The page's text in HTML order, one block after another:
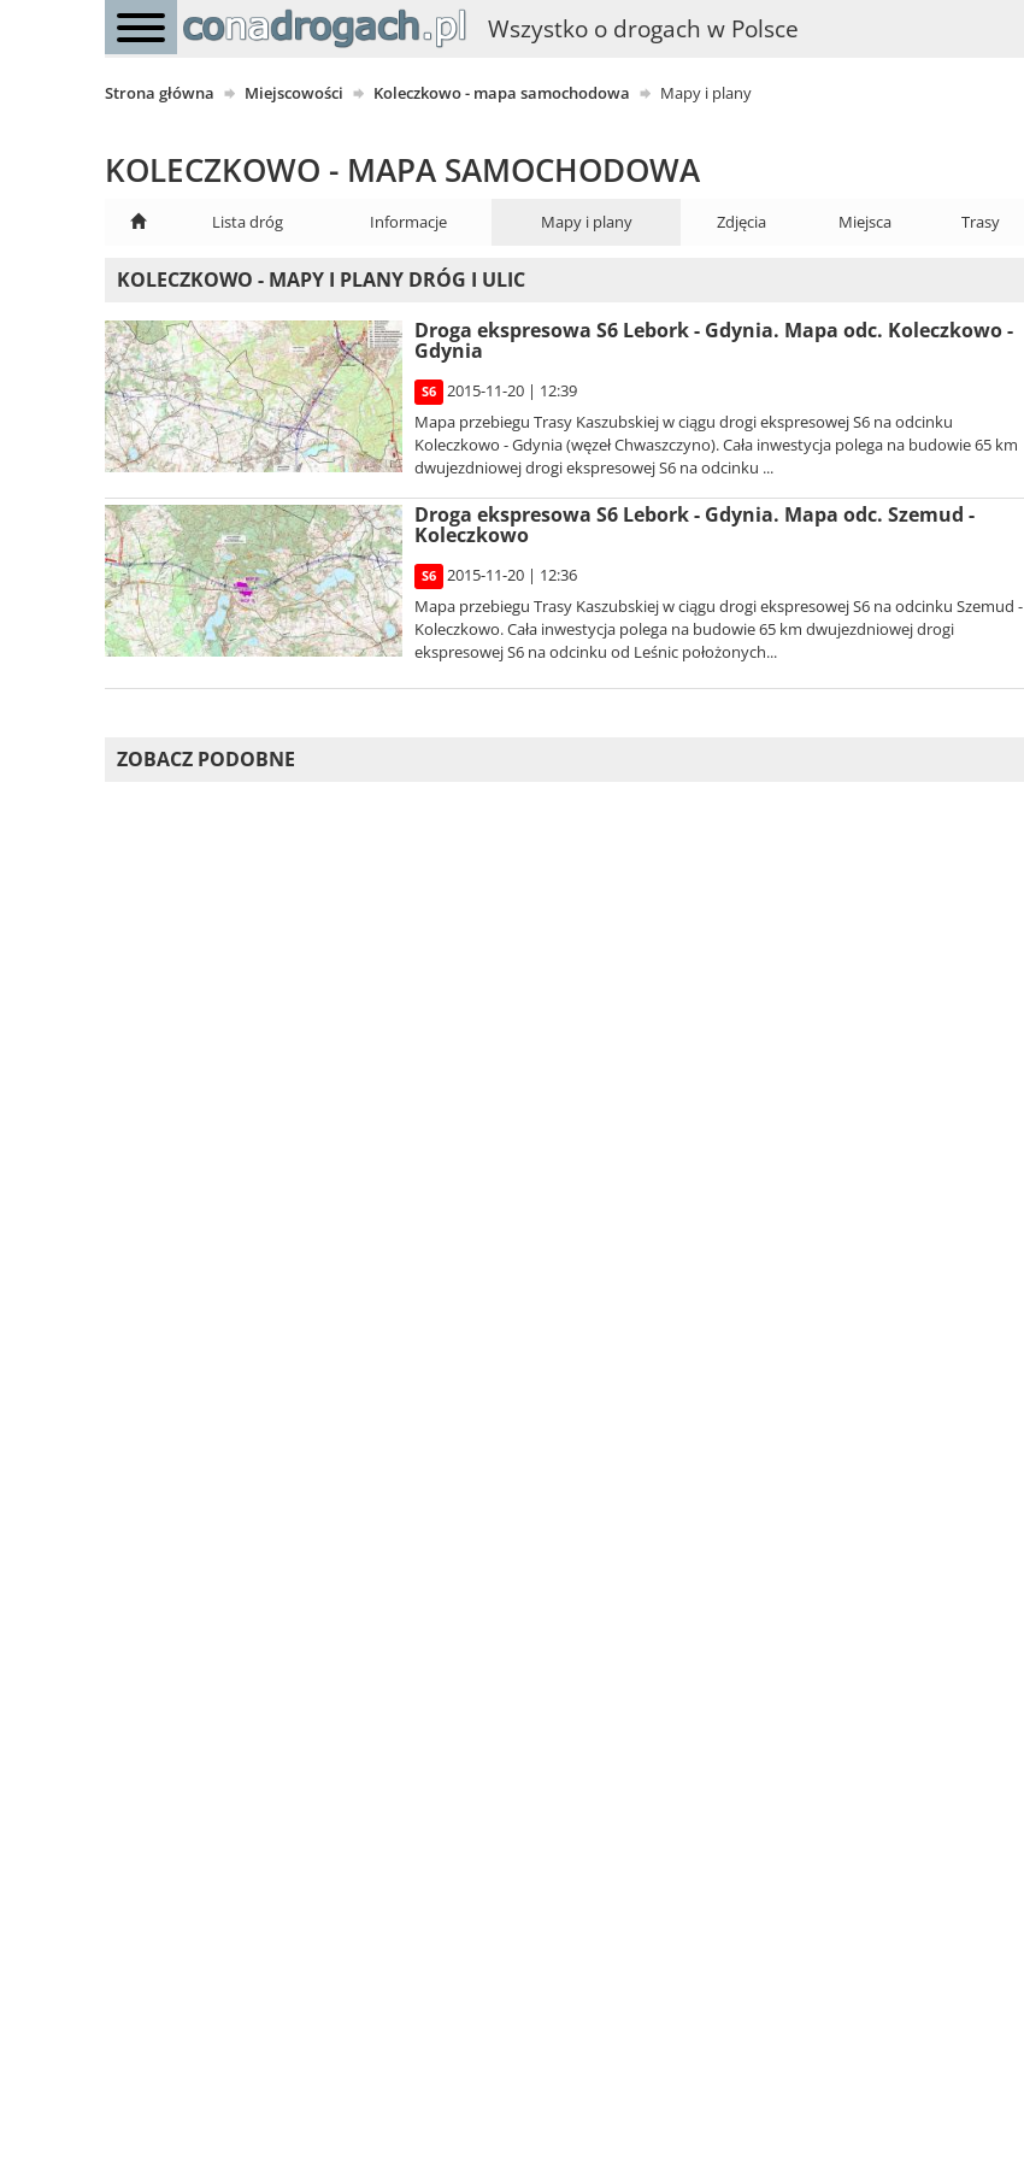
Wszystko o drogach w Polsce
Strona główna Miejscowości Koleczkowo - mapa samochodowa Mapy i plany
KOLECZKOWO - MAPA SAMOCHODOWA
Lista dróg Informacje Mapy i plany Zdjęcia Miejsca Trasy
KOLECZKOWO - MAPY I PLANY DRÓG I ULIC
Droga ekspresowa S6 Lebork - Gdynia. Mapa odc. Koleczkowo -
Gdynia
S6
2015-11-20 | 12:39
Mapa przebiegu Trasy Kaszubskiej w ciągu drogi ekspresowej S6 na odcinku
Koleczkowo - Gdynia (węzeł Chwaszczyno). Cała inwestycja polega na budowie 65 km
dwujezdniowej drogi ekspresowej S6 na odcinku ...
Droga ekspresowa S6 Lebork - Gdynia. Mapa odc. Szemud -
Koleczkowo
S6
2015-11-20 | 12:36
Mapa przebiegu Trasy Kaszubskiej w ciągu drogi ekspresowej S6 na odcinku Szemud -
Koleczkowo. Cała inwestycja polega na budowie 65 km dwujezdniowej drogi
ekspresowej S6 na odcinku od Leśnic położonych...
ZOBACZ PODOBNE